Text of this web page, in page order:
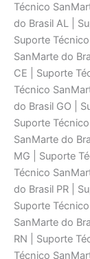
Técnico
do Brasil AL |
Suporte
SanMarte do
CE | Suporte
Técnico
do Brasil GO |
Suporte
SanMarte do
MG | Suporte
Técnico
do Brasil PR |
Suporte
SanMarte do
RN | Suporte
Técnico